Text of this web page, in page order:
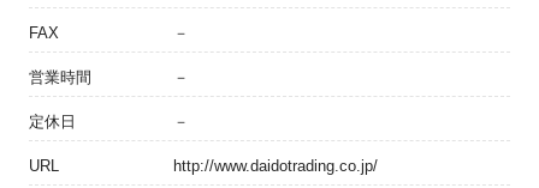
FAX －
営業時間 －
定休日 －
URL http://www.daidotrading.co.jp/